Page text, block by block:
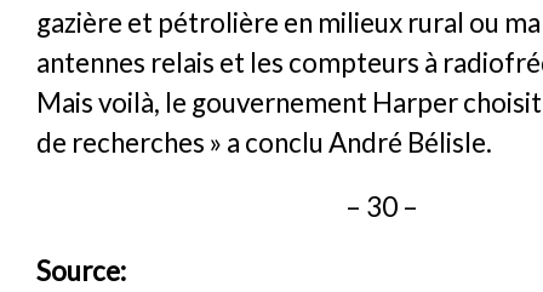
gazière et pétrolière en milieux rural ou
antennes relais et les compteurs à
Mais voilà, le gouvernement Harper
de recherches » a conclu André Bélisle.
– 30 –
Source: